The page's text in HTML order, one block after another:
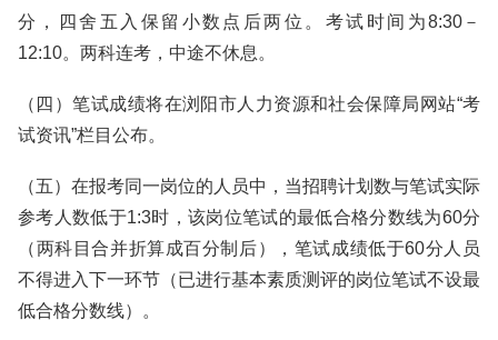
分，四舍五入保留小数点后两位。考试时间为8:30－
12:10。两科连考，中途不休息。
（四）笔试成绩将在浏阳市人力资源和社会保障局网站“考
试资讯”栏目公布。
（五）在报考同一岗位的人员中，当招聘计划数与笔试实际
参考人数低于1:3时，该岗位笔试的最低合格分数线为60分
（两科目合并折算成百分制后），笔试成绩低于60分人员
不得进入下一环节（已进行基本素质测评的岗位笔试不设最
低合格分数线）。